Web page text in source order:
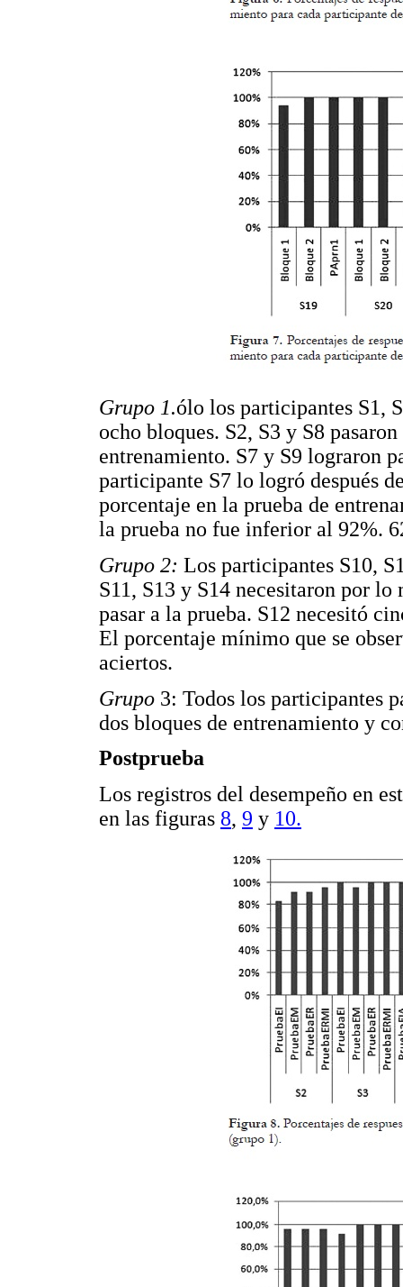
Grupo 1.ólo los participantes S1,
ocho bloques. S2, S3 y S8
entrenamiento. S7 y S9 lograron
participante S7 lo logró después
porcentaje en la prueba de
la prueba no fue inferior al 92%.
Grupo 2: Los participantes S10,
S11, S13 y S14 necesitaron por lo
pasar a la prueba. S12 necesitó
El porcentaje mínimo que se
aciertos.
Grupo 3: Todos los participantes
dos bloques de entrenamiento y
Postprueba
Los registros del desempeño en
en las figuras 8, 9 y 10.